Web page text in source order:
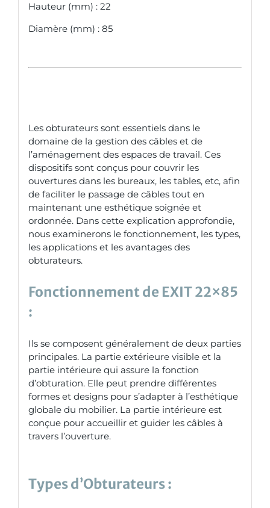
Hauteur (mm) : 22
Diamère (mm) : 85
Les obturateurs sont essentiels dans le
domaine de la gestion des câbles et de
l’aménagement des espaces de travail. Ces
dispositifs sont conçus pour couvrir les
ouvertures dans les bureaux, les tables, etc, afin
de faciliter le passage de câbles tout en
maintenant une esthétique soignée et
ordonnée. Dans cette explication approfondie,
nous examinerons le fonctionnement, les types,
les applications et les avantages des
obturateurs.
Fonctionnement de EXIT 22×85
:
Ils se composent généralement de deux parties
principales. La partie extérieure visible et la
partie intérieure qui assure la fonction
d’obturation. Elle peut prendre différentes
formes et designs pour s’adapter à l’esthétique
globale du mobilier. La partie intérieure est
conçue pour accueillir et guider les câbles à
travers l’ouverture.
Types d’Obturateurs :